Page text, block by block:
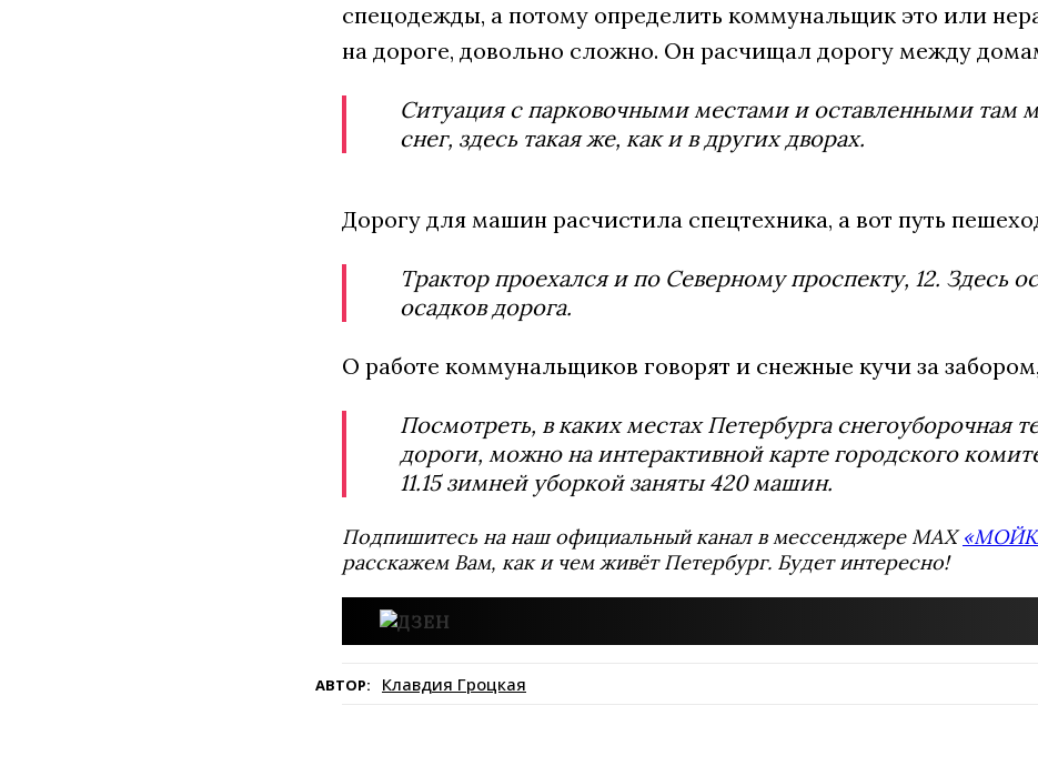
спецодежды, а потому определить коммунальщик это или
на дороге, довольно сложно. Он расчищал дорогу между
Ситуация с парковочными местами и оставленными там
снег, здесь такая же, как и в других дворах.
Дорогу для машин расчистила спецтехника, а вот путь
Трактор проехался и по Северному проспекту, 12. Здесь
осадков дорога.
О работе коммунальщиков говорят и снежные кучи за
Посмотреть, в каких местах Петербурга снегоуборочная
дороги, можно на интерактивной карте городского
11.15 зимней уборкой заняты 420 машин.
Подпишитесь на наш официальный канал в мессенджере MAX
расскажем Вам, как и чем живёт Петербург. Будет интересно!
АВТОР: Клавдия Гроцкая